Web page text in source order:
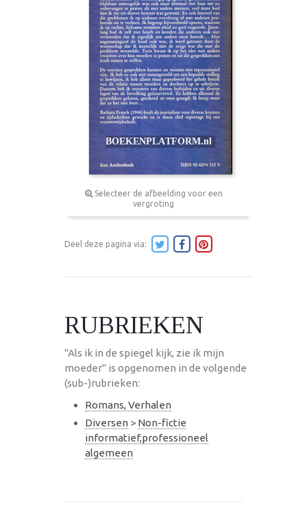
Selecteer de afbeelding voor een
vergroting
Deel deze pagina via:
RUBRIEKEN
"Als ik in de spiegel kijk, zie ik mijn
moeder" is opgenomen in de volgende
(sub-)rubrieken:
Romans, Verhalen
Diversen > Non-fictie
informatief,professioneel
algemeen